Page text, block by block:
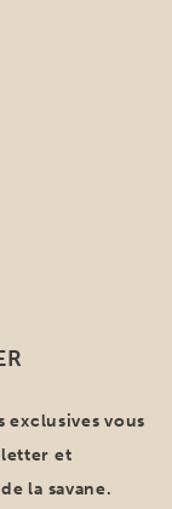
exclusives vous
et
la savane.